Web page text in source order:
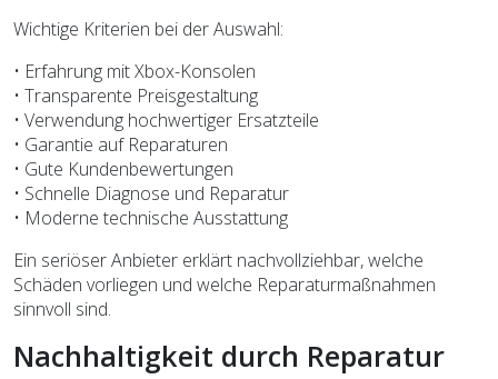
Wichtige Kriterien bei der Auswahl:
• Erfahrung mit Xbox-Konsolen
• Transparente Preisgestaltung
• Verwendung hochwertiger Ersatzteile
• Garantie auf Reparaturen
• Gute Kundenbewertungen
• Schnelle Diagnose und Reparatur
• Moderne technische Ausstattung
Ein seriöser Anbieter erklärt nachvollziehbar, welche
Schäden vorliegen und welche Reparaturmaßnahmen
sinnvoll sind.
Nachhaltigkeit durch Reparatur